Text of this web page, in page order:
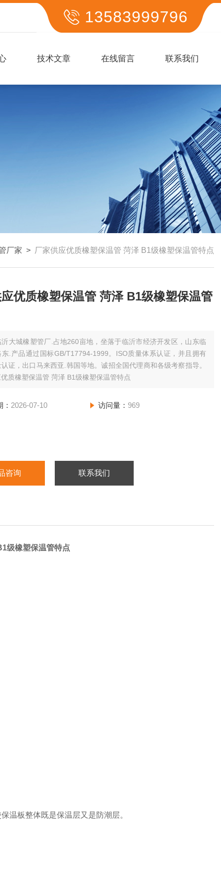
13583999796
技术文章 在线留言 联系我们
厂家 > 厂家供应优质橡塑保温管 菏泽 B1级橡塑保温管特点
优质橡塑保温管 菏泽 B1级橡塑保温管
沂大城橡塑管厂.占地260亩地，坐落于临沂市经济开发区，山东临
东.产品通过国标GB/T17794-1999。ISO质量体系认证，并且拥有
证，出口马来西亚.韩国等地。诚招全国代理商和各级考察指导。
质橡塑保温管 菏泽 B1级橡塑保温管特点
2026-07-10 访问量： 969
咨询 联系我们
级橡塑保温管特点
温板整体既是保温层又是防潮层。